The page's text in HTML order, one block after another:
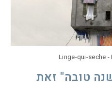
Linge-qui-seche -
טובה" זאת